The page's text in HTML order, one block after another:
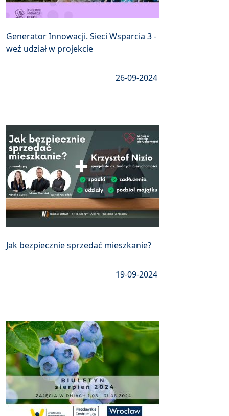
Generator Innowacji. Sieci Wsparcia 3 -
weź udział w projekcie
26-09-2024
Jak bezpiecznie sprzedać mieszkanie?
19-09-2024